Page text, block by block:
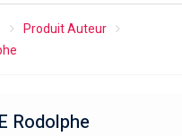
Produit Auteur
Rodolphe